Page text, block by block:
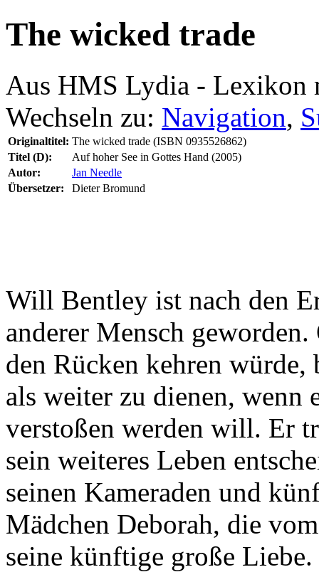
The wicked trade
Aus HMS Lydia - Lexikon
Wechseln zu: Navigation,
Originaltitel: The wicked trade (ISBN 0935526862)
Titel (D):
Auf hoher See in Gottes Hand (2005)
Autor:
Jan Needle
Übersetzer:
Dieter Bromund
Will Bentley ist nach den
anderer Mensch
den Rücken kehren
als weiter zu dienen, wenn
verstoßen werden will. Er
sein weiteres Leben
seinen Kameraden und
Mädchen Deborah, die
seine künftige große Liebe.